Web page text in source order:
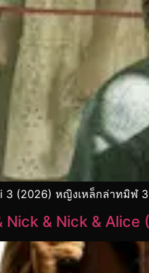
3 (2026) หญิงเหล็กล่าทมิฬ
Nick & Nick & Alice